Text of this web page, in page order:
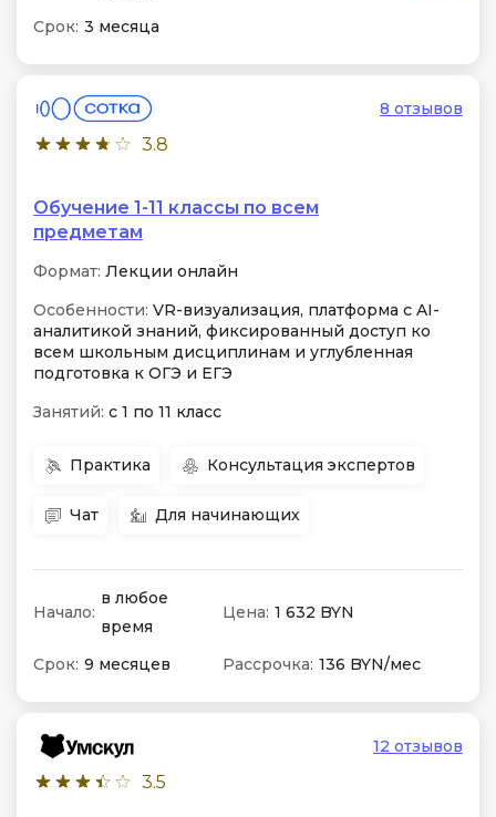
Срок: 3 месяца
3.8
8 отзывов
Обучение 1-11 классы по всем
предметам
Формат: Лекции онлайн
Особенности: VR-визуализация, платформа с AI-
аналитикой знаний, фиксированный доступ ко
всем школьным дисциплинам и углубленная
подготовка к ОГЭ и ЕГЭ
Занятий: с 1 по 11 класс
Практика Консультация экспертов
Чат Для начинающих
Начало:
в любое
время
Цена: 1 632 BYN
Срок: 9 месяцев Рассрочка: 136 BYN/мес
3.5
12 отзывов